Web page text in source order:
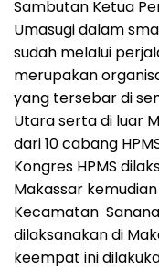
Sambutan Ketua
Umasugi dalam
sudah melalui
merupakan
yang tersebar di
Utara serta di luar
dari 10 cabang
Kongres HPMS
Makassar
Kecamatan
dilaksanakan di
keempat ini